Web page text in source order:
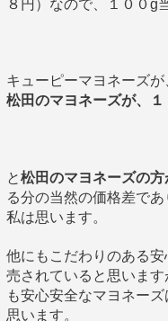
８円）なので、１００g
キューピーマヨネーズが
松田のマヨネーズが、１
と松田のマヨネーズの
る分の当然の価格差で
私は思います。
他にもこだわりのある
売されていると思いま
も安心安全なマヨネー
思います。